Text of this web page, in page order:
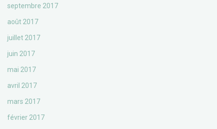
septembre 2017
août 2017
juillet 2017
juin 2017
mai 2017
avril 2017
mars 2017
février 2017